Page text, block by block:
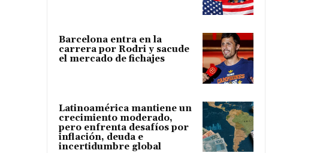
Barcelona entra en la
carrera por Rodri y sacude
el mercado de fichajes
Latinoamérica mantiene un
crecimiento moderado,
pero enfrenta desafíos por
inflación, deuda e
incertidumbre global